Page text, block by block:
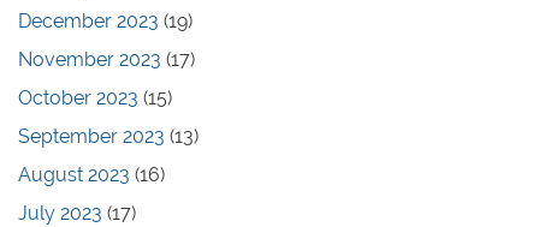
December 2023 (19)
November 2023 (17)
October 2023 (15)
September 2023 (13)
August 2023 (16)
July 2023 (17)